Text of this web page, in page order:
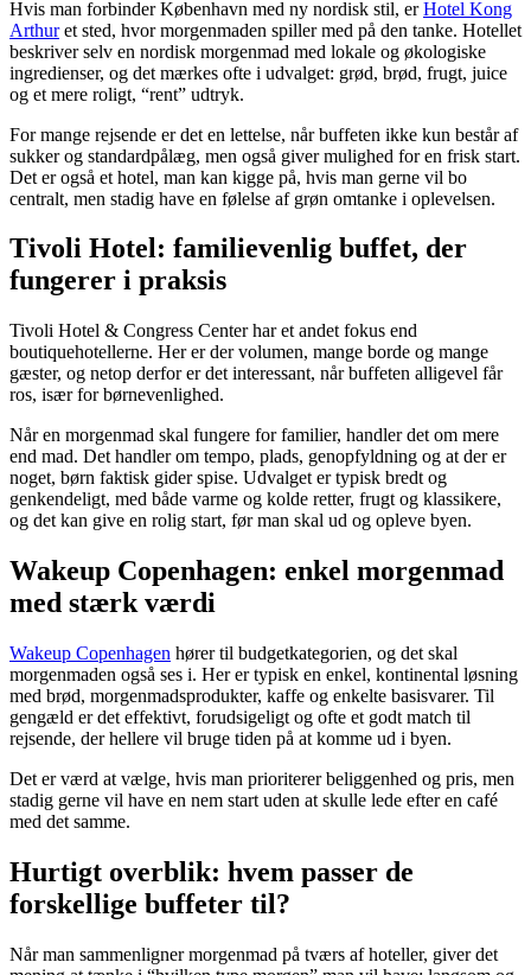
Hvis man forbinder København med ny nordisk stil, erHotel Kong
Arthuret sted, hvor morgenmaden spiller med på den tanke. Hotellet
beskriver selv en nordisk morgenmad med lokale og økologiske
ingredienser, og det mærkes ofte i udvalget: grød, brød, frugt, juice
og et mere roligt, “rent” udtryk.
For mange rejsende er det en lettelse, når buffeten ikke kun består af
sukker og standardpålæg, men også giver mulighed for en frisk start.
Det er også et hotel, man kan kigge på, hvis man gerne vil bo
centralt, men stadig have en følelse af grøn omtanke i oplevelsen.
Tivoli Hotel: familievenlig buffet, der
fungerer i praksis
Tivoli Hotel & Congress Center har et andet fokus end
boutiquehotellerne. Her er der volumen, mange borde og mange
gæster, og netop derfor er det interessant, når buffeten alligevel får
ros, især for børnevenlighed.
Når en morgenmad skal fungere for familier, handler det om mere
end mad. Det handler om tempo, plads, genopfyldning og at der er
noget, børn faktisk gider spise. Udvalget er typisk bredt og
genkendeligt, med både varme og kolde retter, frugt og klassikere,
og det kan give en rolig start, før man skal ud og opleve byen.
Wakeup Copenhagen: enkel morgenmad
med stærk værdi
Wakeup Copenhagen hører til budgetkategorien, og det skal
morgenmaden også ses i. Her er typisk en enkel, kontinental løsning
med brød, morgenmadsprodukter, kaffe og enkelte basisvarer. Til
gengæld er det effektivt, forudsigeligt og ofte et godt match til
rejsende, der hellere vil bruge tiden på at komme ud i byen.
Det er værd at vælge, hvis man prioriterer beliggenhed og pris, men
stadig gerne vil have en nem start uden at skulle lede efter en café
med det samme.
Hurtigt overblik: hvem passer de
forskellige buffeter til?
Når man sammenligner morgenmad på tværs af hoteller, giver det